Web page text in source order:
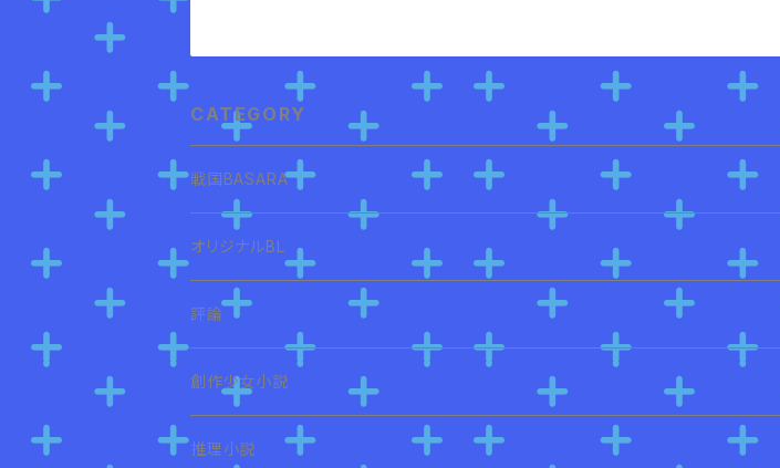
CATEGORY
戦国BASARA
オリジナルBL
評論
創作少女小説
推理小説